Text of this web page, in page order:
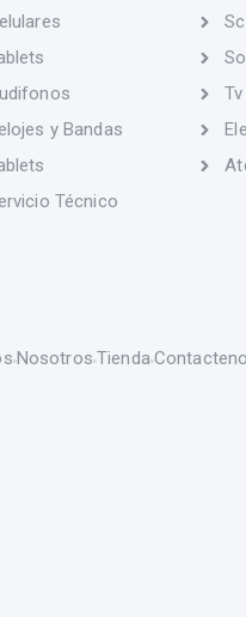
y Bandas
Técnico
Nosotros Tienda